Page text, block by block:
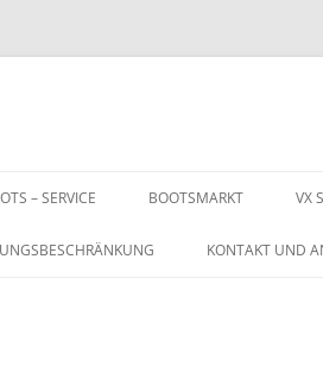
Inhalt
– SERVICE BOOTSMARKT VX
KONTAKT UND